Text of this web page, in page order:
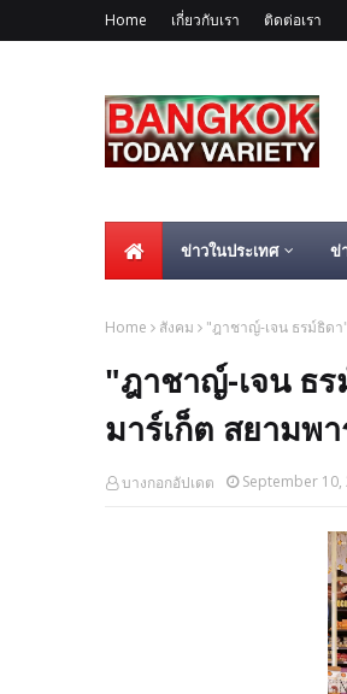
Home เกี่ยวกับเรา ติดต่อเรา
ข่าวในประเทศ ข่
Home สังคม "ฎาชาญ์-เจน ธรม์ธิด
"ฎาชาญ์-เจน ธ
มาร์เก็ต สยามพ
บางกอกอัปเดต September 10,